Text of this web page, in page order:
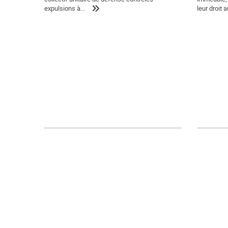
expulsions à...
leur droit